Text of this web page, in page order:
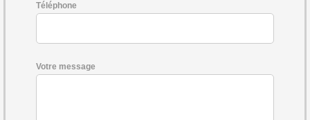
Téléphone
Votre message